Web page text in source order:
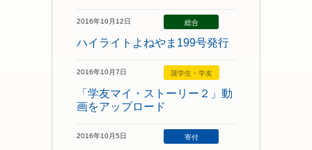
2016年10月12日 総合
ハイライトよねやま199号発行
2016年10月7日 奨学生・学友
「学友マイ・ストーリー２」動
画をアップロード
2016年10月5日 寄付